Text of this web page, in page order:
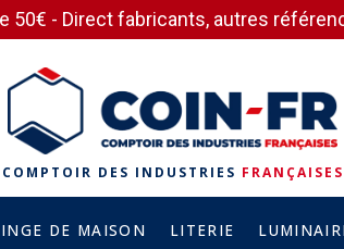
50€ - Direct fabricants, autres
COMPTOIR DES INDUSTRIES FRANÇAISES
DE MAISON LITERIE